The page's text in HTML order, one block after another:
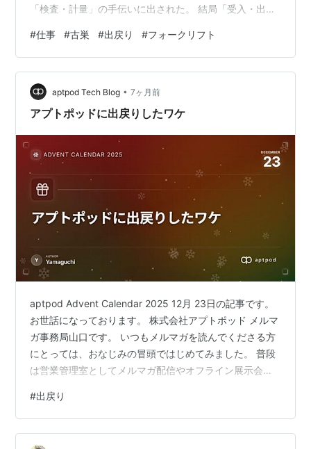
「検査・計量」の手伝いに出された。 結局「受入・出
たに「データ入力」、「成形」の仕事を提案されたの
で、 7月下旬から「成形」の仕事を始めたのだ。 「検
査・計量」は女の園で、人付き合いが嫌で仕方なかっ
た。 さらに時給も他の仕事より安いので、残留なんて頭
になかった。 「成形」の仕事、好きだったよ。
#仕事 #古巣 #出戻り #フォークリフト
aptpod Tech Blog • 7ヶ月前
アプトポッドに出戻りしたワケ
aptpod Advent Calendar 2025 12月 23日の記事です。
お世話になっております。 株式会社アプトポッド メルマ
ガ事務局山口です。 いつもメルマガを読んでくださる方
にとっては、おなじみの冒頭ではじめてみました。 普段
は営業管理室としてメルマガ配信やオフライン展示会の
ーの改善など、いわゆるセールスオペレーションのよう
な仕事をしています。 そんな私は2022年12月にアプトポ
ッドを退職し、その後2社経由して2025年2月に再入社
#出戻り